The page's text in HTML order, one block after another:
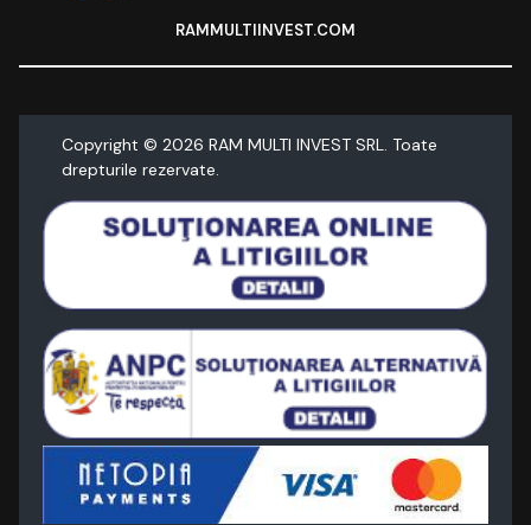
RAMMULTIINVEST.COM
Copyright © 2026 RAM MULTI INVEST SRL. Toate
drepturile rezervate.